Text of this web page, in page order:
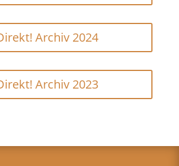
Archiv 2024
Archiv 2023